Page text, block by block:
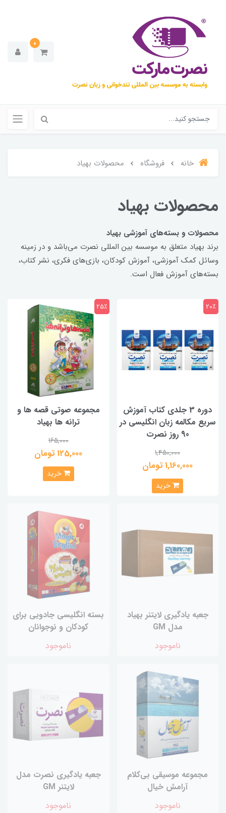
0
خانه فروشگاه محصولات بهیاد
محصولات بهیاد
محصولات و بسته‌های آموزشی بهیاد
برند بهیاد متعلق به موسسه بین المللی نصرت می‌باشد و در زمینه
وسائل کمک آموزشی، آموزش کودکان، بازی‌های فکری، نشر کتاب،
بسته‌های آموزش فعال است.
دوره 3 جلدی کتاب آموزش
سریع مکالمه زبان انگلیسی در
90 روز نصرت
1,450,000
1,160,000 تومان
20٪
خرید
مجموعه صوتی قصه ها و
ترانه ها بهیاد
165,000
125,000 تومان
25٪
خرید
جعبه یادگیری لایتنر بهیاد
مدل GM
ناموجود
بسته انگلیسی جادویی برای
کودکان و نوجوانان
ناموجود
مجموعه موسیقی بی‌کلام
آرامش خیال
ناموجود
جعبه یادگیری نصرت مدل
لایتنر GM
ناموجود